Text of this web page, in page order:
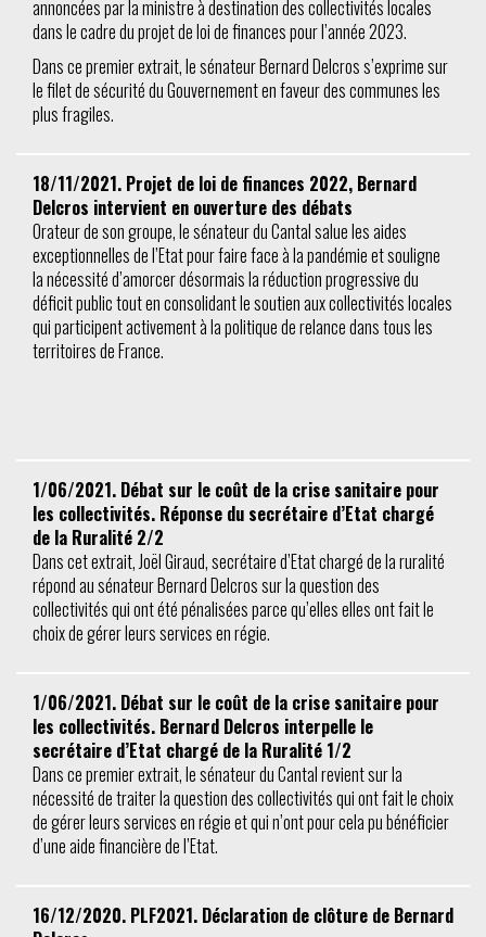
annoncées par la ministre à destination des collectivités locales
dans le cadre du projet de loi de finances pour l’année 2023.
Dans ce premier extrait, le sénateur Bernard Delcros s’exprime sur
le filet de sécurité du Gouvernement en faveur des communes les
plus fragiles.
18/11/2021. Projet de loi de finances 2022, Bernard
Delcros intervient en ouverture des débats
Orateur de son groupe, le sénateur du Cantal salue les aides
exceptionnelles de l’Etat pour faire face à la pandémie et souligne
la nécessité d’amorcer désormais la réduction progressive du
déficit public tout en consolidant le soutien aux collectivités locales
qui participent activement à la politique de relance dans tous les
territoires de France.
1/06/2021. Débat sur le coût de la crise sanitaire pour
les collectivités. Réponse du secrétaire d’Etat chargé
de la Ruralité 2/2
Dans cet extrait, Joël Giraud, secrétaire d’Etat chargé de la ruralité
répond au sénateur Bernard Delcros sur la question des
collectivités qui ont été pénalisées parce qu’elles elles ont fait le
choix de gérer leurs services en régie.
1/06/2021. Débat sur le coût de la crise sanitaire pour
les collectivités. Bernard Delcros interpelle le
secrétaire d’Etat chargé de la Ruralité 1/2
Dans ce premier extrait, le sénateur du Cantal revient sur la
nécessité de traiter la question des collectivités qui ont fait le choix
de gérer leurs services en régie et qui n’ont pour cela pu bénéficier
d’une aide financière de l’Etat.
16/12/2020. PLF2021. Déclaration de clôture de Bernard